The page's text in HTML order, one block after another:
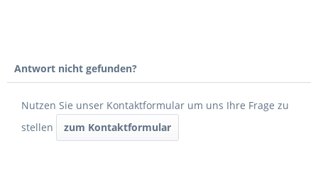
Antwort nicht gefunden?
Nutzen Sie unser Kontaktformular um uns Ihre Frage zu
stellen
zum Kontaktformular